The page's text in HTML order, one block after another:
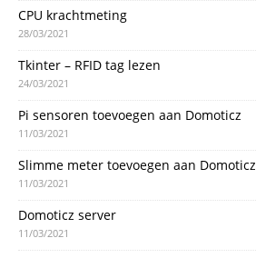
CPU krachtmeting
28/03/2021
Tkinter – RFID tag lezen
24/03/2021
Pi sensoren toevoegen aan Domoticz
11/03/2021
Slimme meter toevoegen aan Domoticz
11/03/2021
Domoticz server
11/03/2021